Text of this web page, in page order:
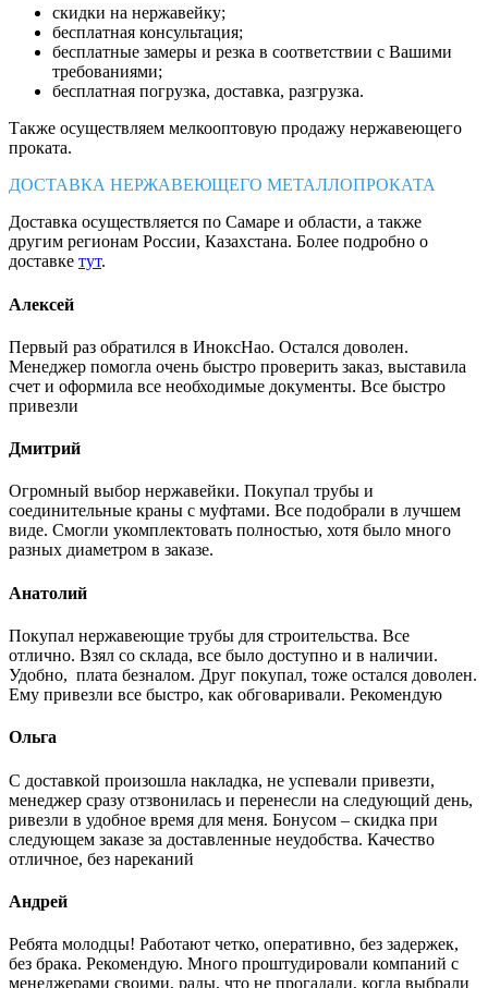
скидки на нержавейку;
бесплатная консультация;
бесплатные замеры и резка в соответствии с Вашими
требованиями;
бесплатная погрузка, доставка, разгрузка.
Также осуществляем мелкооптовую продажу нержавеющего
проката.
ДОСТАВКА НЕРЖАВЕЮЩЕГО МЕТАЛЛОПРОКАТА
Доставка осуществляется по Самаре и области, а также
другим регионам России, Казахстана. Более подробно о
доставке тут.
Алексей
Первый раз обратился в ИноксНао. Остался доволен.
Менеджер помогла очень быстро проверить заказ, выставила
счет и оформила все необходимые документы. Все быстро
привезли
Дмитрий
Огромный выбор нержавейки. Покупал трубы и
соединительные краны с муфтами. Все подобрали в лучшем
виде. Смогли укомплектовать полностью, хотя было много
разных диаметром в заказе.
Анатолий
Покупал нержавеющие трубы для строительства. Все
отлично. Взял со склада, все было доступно и в наличии.
Удобно, плата безналом. Друг покупал, тоже остался доволен.
Ему привезли все быстро, как обговаривали. Рекомендую
Ольга
С доставкой произошла накладка, не успевали привезти,
менеджер сразу отзвонилась и перенесли на следующий день,
ривезли в удобное время для меня. Бонусом – скидка при
следующем заказе за доставленные неудобства. Качество
отличное, без нареканий
Андрей
Ребята молодцы! Работают четко, оперативно, без задержек,
без брака. Рекомендую. Много проштудировали компаний с
менеджерами своими, рады, что не прогадали, когда выбрали